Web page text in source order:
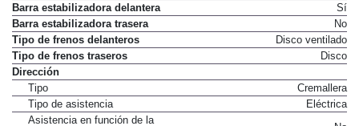
Barra estabilizadora delantera
Sí
Barra estabilizadora trasera
No
Tipo de frenos delanteros
Disco ventilado
Tipo de frenos traseros
Disco
Dirección
Tipo
Cremallera
Tipo de asistencia
Eléctrica
Asistencia en función de la